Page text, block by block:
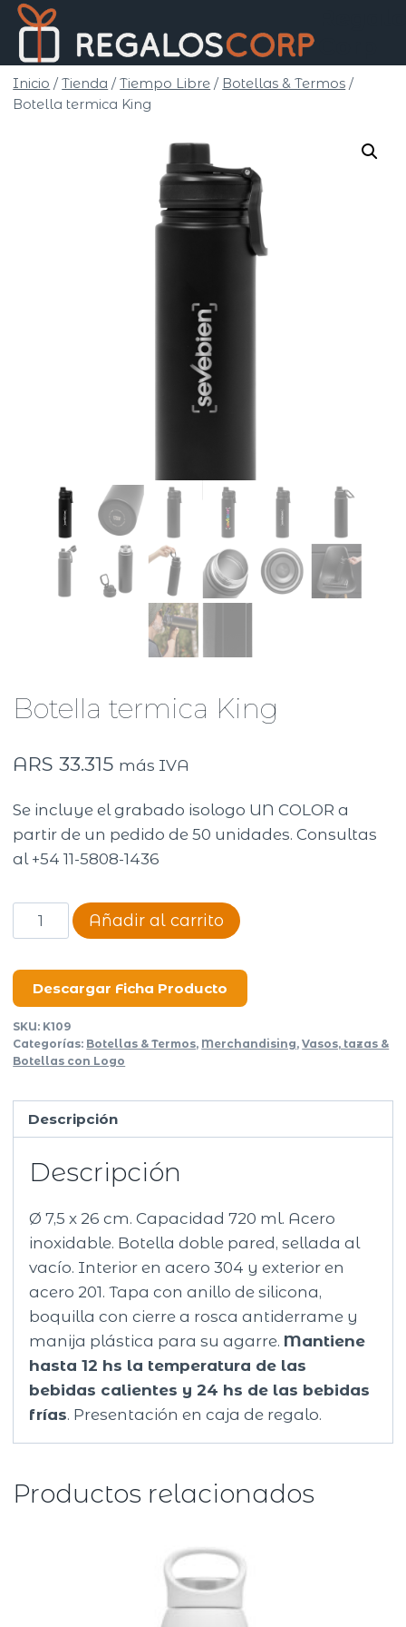
Saltar
contenido
Inicio / Tienda / Tiempo Libre / Botellas & Termos /
Botella termica King
Botella termica King
ARS 33.315 más IVA
Se incluye el grabado isologo UN COLOR a
partir de un pedido de 50 unidades. Consultas
al +54 11-5808-1436
Botella
termica
cantidad
Añadir al carrito
Descargar Ficha Producto
SKU: K109
Categorías: Botellas & Termos, Merchandising,Vasos, tazas &
Botellas con Logo
Descripción
Descripción
Ø 7,5 x 26 cm. Capacidad 720 ml. Acero
inoxidable. Botella doble pared, sellada al
vacío. Interior en acero 304 y exterior en
acero 201. Tapa con anillo de silicona,
boquilla con cierre a rosca antiderrame y
manija plástica para su agarre. Mantiene
hasta 12 hs la temperatura de las
bebidas calientes y 24 hs de las bebidas
frías. Presentación en caja de regalo.
Productos relacionados